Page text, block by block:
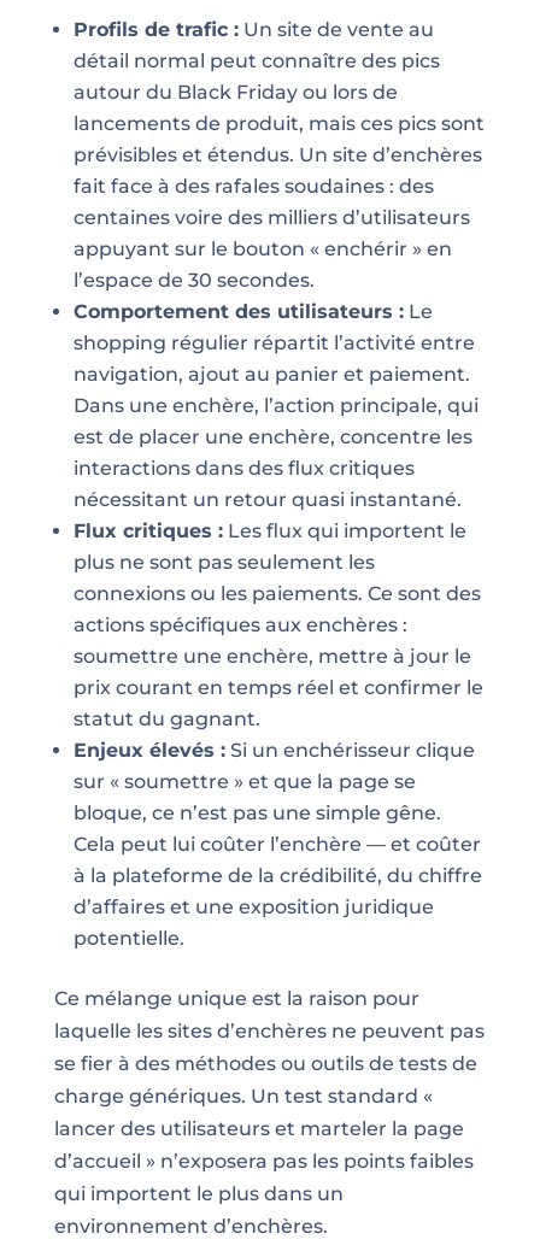
Profils de trafic :Un site de vente au
détail normal peut connaître des pics
autour du Black Friday ou lors de
lancements de produit, mais ces pics sont
prévisibles et étendus. Un site d’enchères
fait face à des rafales soudaines : des
centaines voire des milliers d’utilisateurs
appuyant sur le bouton « enchérir » en
l’espace de 30 secondes.
Comportement des utilisateurs :Le
shopping régulier répartit l’activité entre
navigation, ajout au panier et paiement.
Dans une enchère, l’action principale, qui
est de placer une enchère, concentre les
interactions dans des flux critiques
nécessitant un retour quasi instantané.
Flux critiques :Les flux qui importent le
plus ne sont pas seulement les
connexions ou les paiements. Ce sont des
actions spécifiques aux enchères :
soumettre une enchère, mettre à jour le
prix courant en temps réel et confirmer le
statut du gagnant.
Enjeux élevés :Si un enchérisseur clique
sur « soumettre » et que la page se
bloque, ce n’est pas une simple gêne.
Cela peut lui coûter l’enchère — et coûter
à la plateforme de la crédibilité, du chiffre
d’affaires et une exposition juridique
potentielle.
Ce mélange unique est la raison pour
laquelle les sites d’enchères ne peuvent pas
se fier à des méthodes ou outils de tests de
charge génériques. Un test standard «
lancer des utilisateurs et marteler la page
d’accueil » n’exposera pas les points faibles
qui importent le plus dans un
environnement d’enchères.